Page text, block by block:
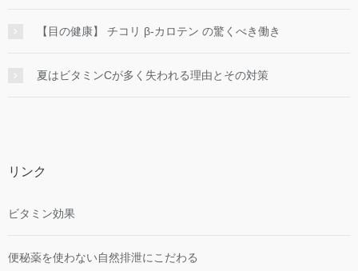
【目の健康】 チコリ β-カロテン の驚くべき働き
夏はビタミンCが多く失われる理由とその対策
リンク
ビタミン効果
便秘薬を使わない自然排泄にこだわる